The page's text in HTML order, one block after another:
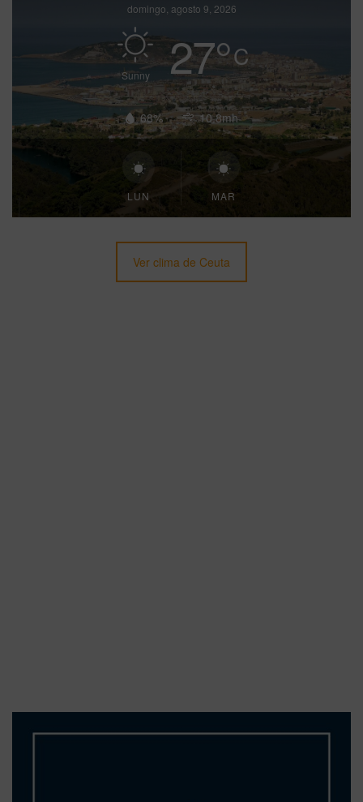
domingo, agosto 9, 2026
Sunny 27°C
68% 10.8mh
LUN MAR
Ver clima de Ceuta